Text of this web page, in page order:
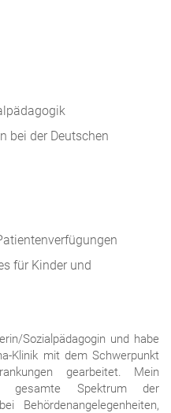
bei der Deutschen
für Kinder und
Sozialpädagogin und habe
Klinik mit dem Schwerpunkt
gearbeitet. Mein
gesamte Spektrum der
Behördenangelegenheiten,